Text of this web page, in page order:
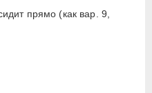
прямо (как вар. 9,